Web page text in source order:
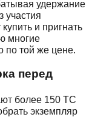
удержание
участия
и пригнать
многие
по той же цене.
перед
более 150 ТС
экземпляр